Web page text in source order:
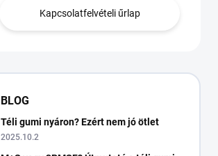
Kapcsolatfelvételi űrlap
BLOG
Téli gumi nyáron? Ezért nem jó ötlet
2025.10.2